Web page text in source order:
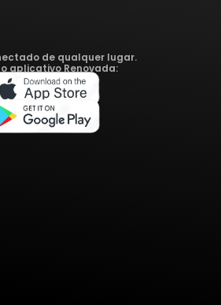
de qualquer lugar.
o aplicativo Renovada: